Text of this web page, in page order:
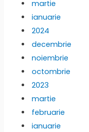
martie
ianuarie
2024
decembrie
noiembrie
octombrie
2023
martie
februarie
ianuarie